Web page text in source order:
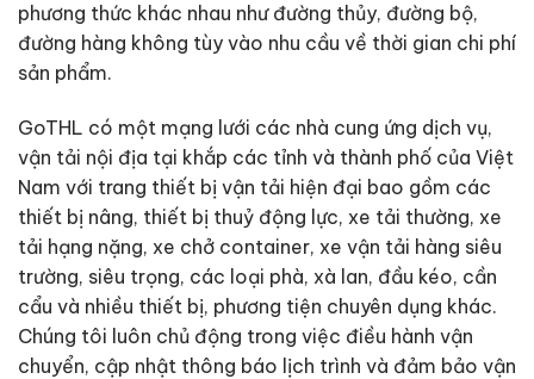
phương thức khác nhau như đường thủy, đường bộ,
đường hàng không tùy vào nhu cầu về thời gian chi phí
sản phẩm.
GoTHL có một mạng lưới các nhà cung ứng dịch vụ,
vận tải nội địa tại khắp các tỉnh và thành phố của Việt
Nam với trang thiết bị vận tải hiện đại bao gồm các
thiết bị nâng, thiết bị thuỷ động lực, xe tải thường, xe
tải hạng nặng, xe chở container, xe vận tải hàng siêu
trường, siêu trọng, các loại phà, xà lan, đầu kéo, cần
cẩu và nhiều thiết bị, phương tiện chuyên dụng khác.
Chúng tôi luôn chủ động trong việc điều hành vận
chuyển, cập nhật thông báo lịch trình và đảm bảo vận